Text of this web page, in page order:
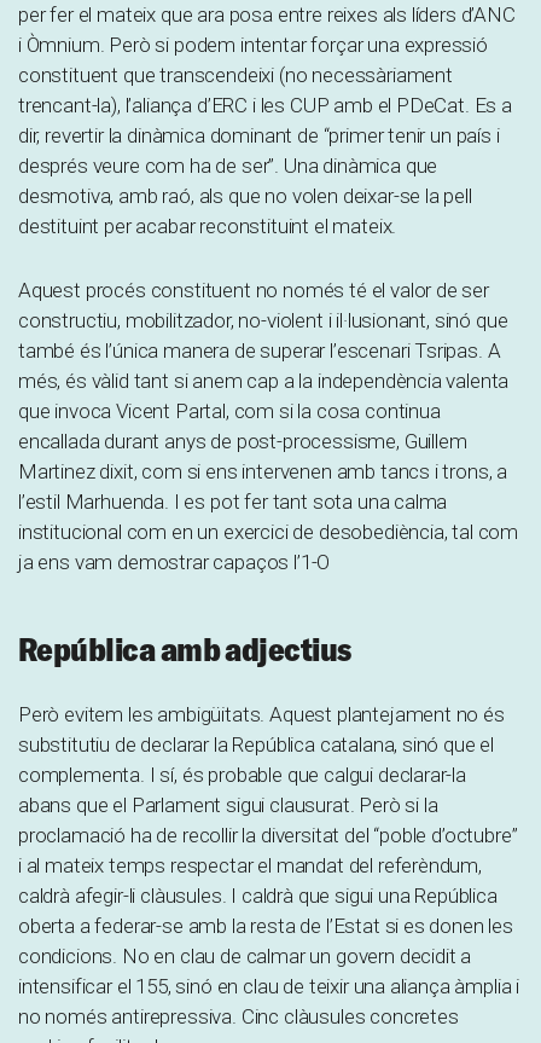
per fer el mateix que ara posa entre reixes als líders d’ANC
i Òmnium. Però si podem intentar forçar una expressió
constituent que transcendeixi (no necessàriament
trencant-la), l’aliança d’ERC i les CUP amb el PDeCat. Es a
dir, revertir la dinàmica dominant de “primer tenir un país i
després veure com ha de ser”. Una dinàmica que
desmotiva, amb raó, als que no volen deixar-se la pell
destituint per acabar reconstituint el mateix.
Aquest procés constituent no només té el valor de ser
constructiu, mobilitzador, no-violent i il·lusionant, sinó que
també és l’única manera de superar l’escenari Tsripas. A
més, és vàlid tant si anem cap a la independència valenta
que invoca Vicent Partal, com si la cosa continua
encallada durant anys de post-processisme, Guillem
Martinez dixit, com si ens intervenen amb tancs i trons, a
l’estil Marhuenda. I es pot fer tant sota una calma
institucional com en un exercici de desobediència, tal com
ja ens vam demostrar capaços l’1-O
República amb adjectius
Però evitem les ambigüitats. Aquest plantejament no és
substitutiu de declarar la República catalana, sinó que el
complementa. I sí, és probable que calgui declarar-la
abans que el Parlament sigui clausurat. Però si la
proclamació ha de recollir la diversitat del “poble d’octubre”
i al mateix temps respectar el mandat del referèndum,
caldrà afegir-li clàusules. I caldrà que sigui una República
oberta a federar-se amb la resta de l’Estat si es donen les
condicions. No en clau de calmar un govern decidit a
intensificar el 155, sinó en clau de teixir una aliança àmplia i
no només antirepressiva. Cinc clàusules concretes